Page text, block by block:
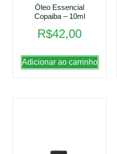
Óleo Essencial
Copaiba – 10ml
R$42,00
Adicionar ao carrinho